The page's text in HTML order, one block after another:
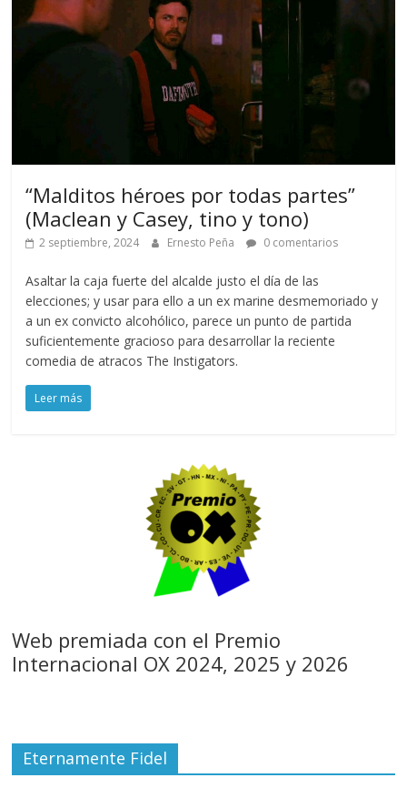
“Malditos héroes por todas partes”
(Maclean y Casey, tino y tono)
2 septiembre, 2024 Ernesto Peña 0 comentarios
Asaltar la caja fuerte del alcalde justo el día de las
elecciones; y usar para ello a un ex marine desmemoriado y
a un ex convicto alcohólico, parece un punto de partida
suficientemente gracioso para desarrollar la reciente
comedia de atracos The Instigators.
Leer más
Web premiada con el Premio
Internacional OX 2024, 2025 y 2026
Eternamente Fidel